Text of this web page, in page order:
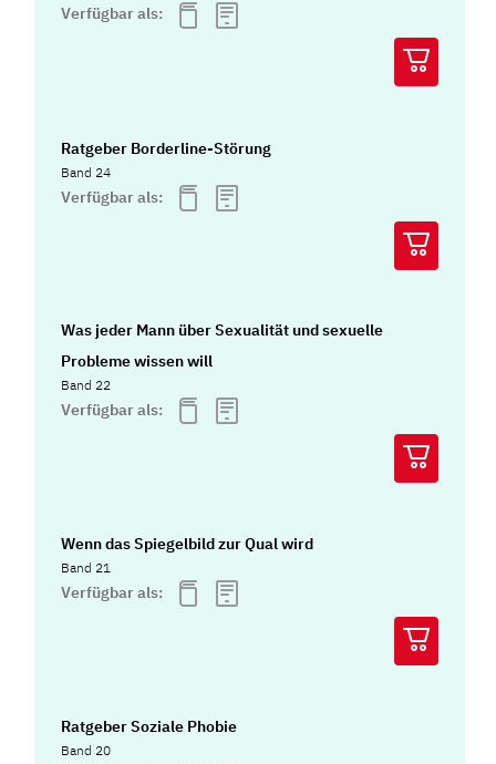
Verfügbar als:
Ratgeber Borderline-Störung
Band 24
Verfügbar als:
Was jeder Mann über Sexualität und sexuelle
Probleme wissen will
Band 22
Verfügbar als:
Wenn das Spiegelbild zur Qual wird
Band 21
Verfügbar als:
Ratgeber Soziale Phobie
Band 20